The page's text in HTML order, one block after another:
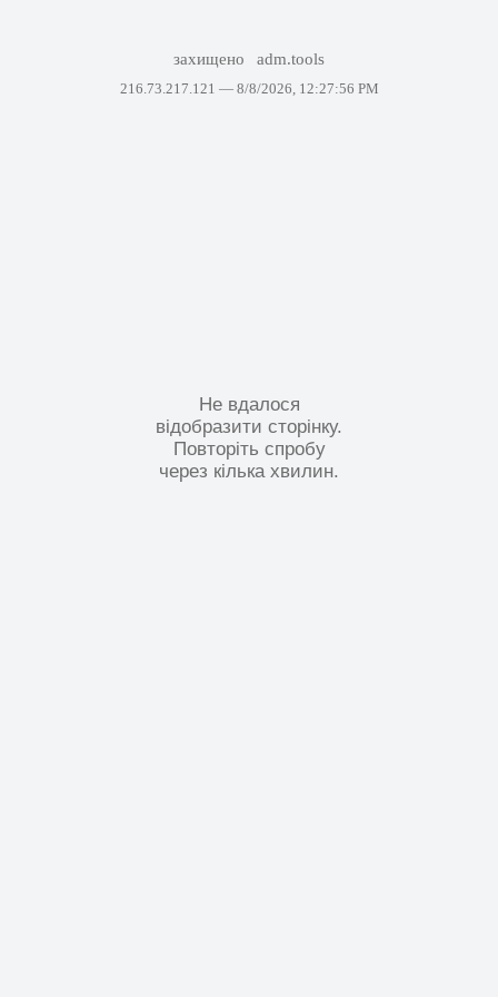
захищено adm.tools
216.73.217.121 — 8/8/2026, 12:27:56 PM
Не вдалося
відобразити сторінку.
Повторіть спробу
через кілька хвилин.